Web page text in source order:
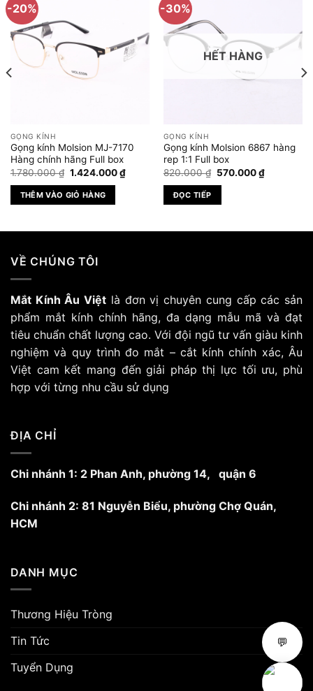
-20%
GỌNG KÍNH
Gọng kính Molsion MJ-7170
Hàng chính hãng Full box
1.780.000₫ Giá
là:
1.780.000 ₫.
1.424.000₫Giá
hiện
1.424.000 ₫.
THÊM VÀO GIỎ HÀNG
-30%
HẾT HÀNG
GỌNG KÍNH
Gọng kính Molsion 6867 hàng
rep 1:1 Full box
820.000₫ Giá
570.000₫Giá
hiện
ĐỌC TIẾP
₫.
VỀ CHÚNG TÔI
Mắt Kính Âu Việt là đơn vị chuyên cung cấp các sản
phẩm mắt kính chính hãng, đa dạng mẫu mã và đạt
tiêu chuẩn chất lượng cao. Với đội ngũ tư vấn giàu kinh
nghiệm và quy trình đo mắt – cắt kính chính xác, Âu
Việt cam kết mang đến giải pháp thị lực tối ưu, phù
hợp với từng nhu cầu sử dụng
ĐỊA CHỈ
Chi nhánh 1: 2 Phan Anh, phường 14, quận 6
Chi nhánh 2: 81 Nguyễn Biểu, phường Chợ Quán,
HCM
DANH MỤC
Thương Hiệu Tròng
Tin Tức
Tuyển Dụng
💬